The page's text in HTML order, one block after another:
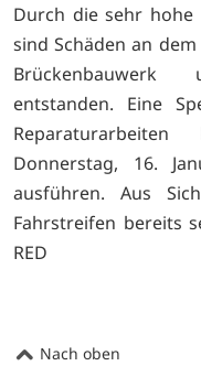
Durch die sehr hohe
sind Schäden an
entstanden. Eine
Donnerstag, 16.
ausführen. Aus
Fahrstreifen bereits
RED
Nach oben